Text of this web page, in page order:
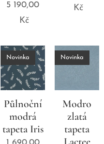
5 190,00
Kč
Kč
Půlnoční
modrá
tapeta Iris
Novinka
Modro
zlatá
tapeta
Novinka